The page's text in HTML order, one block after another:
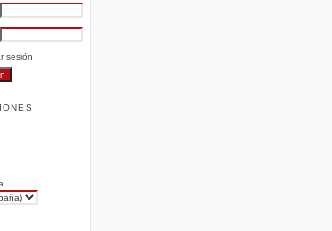
sesión